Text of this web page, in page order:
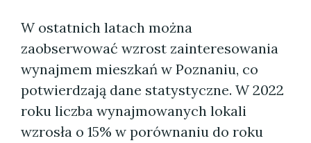
W ostatnich latach można
zaobserwować wzrost zainteresowania
wynajmem mieszkań w Poznaniu, co
potwierdzają dane statystyczne. W 2022
roku liczba wynajmowanych lokali
wzrosła o 15% w porównaniu do roku